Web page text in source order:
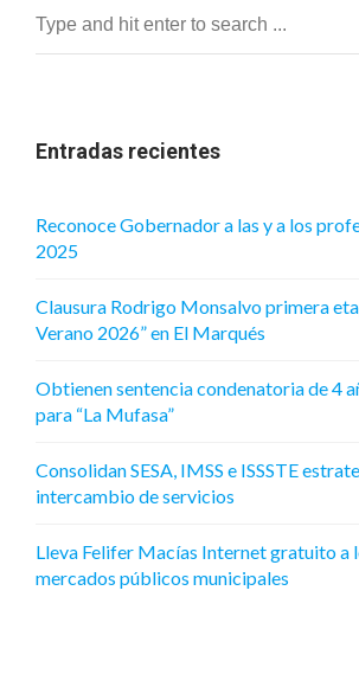
Entradas recientes
Reconoce Gobernador a las y a los
2025
Clausura Rodrigo Monsalvo primera
Verano 2026” en El Marqués
Obtienen sentencia condenatoria de 4
para “La Mufasa”
Consolidan SESA, IMSS e ISSSTE
intercambio de servicios
Lleva Felifer Macías Internet gratuito a
mercados públicos municipales